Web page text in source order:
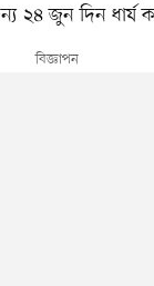
২৪ জুন দিন ধার্য